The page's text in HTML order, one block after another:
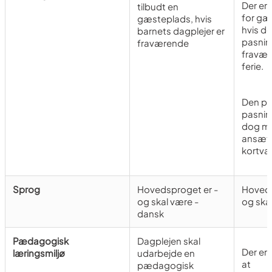
tilbudt en
gæsteplads, hvis
barnets dagplejer er
fraværende
Der er
for
hvis
ferie.
Den
dog
Sprog
Hovedsproget er -
og skal være -
dansk
og
Pædagogisk
læringsmiljø
Dagplejen skal
udarbejde en
pædagogisk
Der er
at